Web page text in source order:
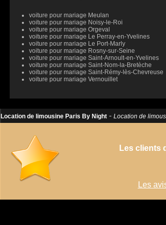
voiture pour mariage Meulan
voiture pour mariage Noisy-le-Roi
voiture pour mariage Orgeval
voiture pour mariage Le Perray-en-Yvelines
voiture pour mariage Le Port-Marly
voiture pour mariage Rosny-sur-Seine
voiture pour mariage Saint-Arnoult-en-Yvelines
voiture pour mariage Saint-Nom-la-Bretèche
voiture pour mariage Saint-Rémy-lès-Chevreuse
voiture pour mariage Vernouillet
Location de limousine Paris By Night - Location de
Les clients
Les